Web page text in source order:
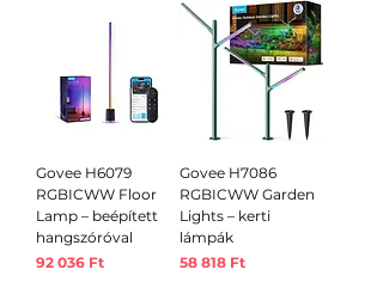
Govee H6079
RGBICWW Floor
Lamp – beépített
hangszóróval
Ár
92 036 Ft
Govee H7086
RGBICWW Garden
Lights – kerti
lámpák
Ár
58 818 Ft